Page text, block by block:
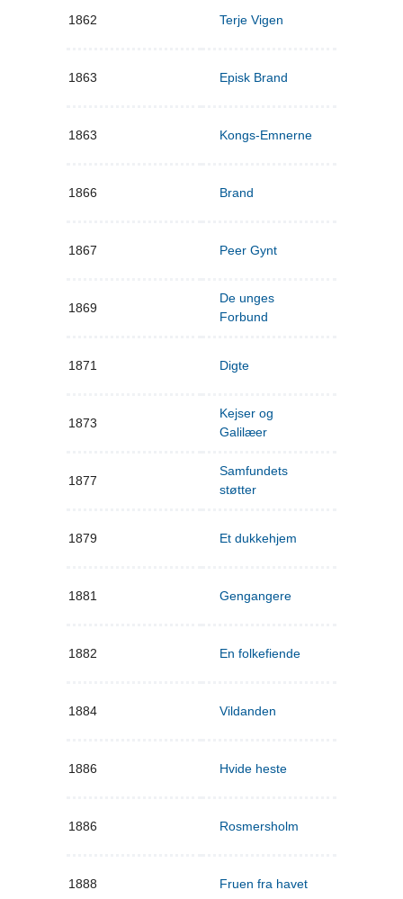
1862 Terje Vigen
1863 Episk Brand
1863 Kongs-Emnerne
1866 Brand
1867 Peer Gynt
1869
De unges
Forbund
1871 Digte
1873
Kejser og
Galilæer
1877
Samfundets
støtter
1879 Et dukkehjem
1881 Gengangere
1882 En folkefiende
1884 Vildanden
1886 Hvide heste
1886 Rosmersholm
1888 Fruen fra havet